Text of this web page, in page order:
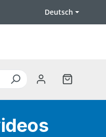
Deutsch